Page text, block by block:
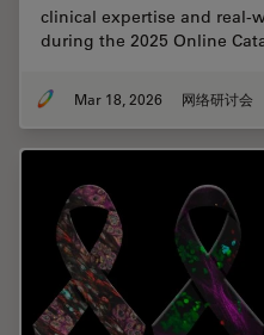
clinical expertise and real-
during the 2025 Online
Mar 18, 2026 网络研讨会